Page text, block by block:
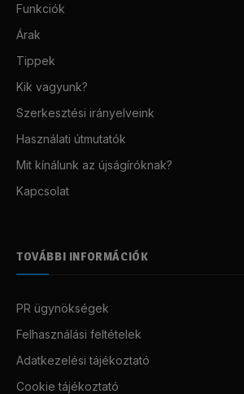
Funkciók
Árak
Tippek
Kik vagyunk?
Szerkesztési irányelveink
Használati útmutatók
Mit kínálunk az újságíróknak?
Kapcsolat
TOVÁBBI INFORMÁCIÓK
PR ügynökségek
Felhasználási feltételek
Adatkezelési tájékoztató
Cookie tájékoztató